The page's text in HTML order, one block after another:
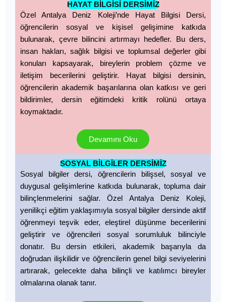
HAYAT BİLGİSİ DERSİMİZ
Özel Antalya Deniz Koleji’nde Hayat Bilgisi Dersi,
öğrencilerin sosyal ve kişisel gelişimine katkıda
bulunarak, çevre bilincini artırmayı hedefler. Bu ders,
insan hakları, sağlık bilgisi ve toplumsal değerler gibi
konuları kapsayarak, bireylerin problem çözme ve
iletişim becerilerini geliştirir. Hayat bilgisi dersinin,
öğrencilerin akademik başarılarına olan katkısı ve geri
bildirimler, dersin eğitimdeki kritik rolünü ortaya
koymaktadır.
Devamını Oku
SOSYAL BİLGİLER DERSİMİZ
Sosyal bilgiler dersi, öğrencilerin bilişsel, sosyal ve
duygusal gelişimlerine katkıda bulunarak, topluma dair
bilinçlenmelerini sağlar. Özel Antalya Deniz Koleji,
yenilikçi eğitim yaklaşımıyla sosyal bilgiler dersinde aktif
öğrenmeyi teşvik eder, eleştirel düşünme becerilerini
geliştirir ve öğrencileri sosyal sorumluluk bilinciyle
donatır. Bu dersin etkileri, akademik başarıyla da
doğrudan ilişkilidir ve öğrencilerin genel bilgi seviyelerini
artırarak, gelecekte daha bilinçli ve katılımcı bireyler
olmalarına olanak tanır.